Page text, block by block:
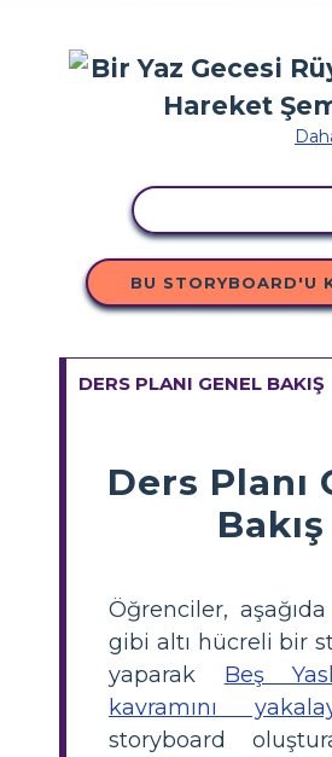
BU STORYBOARD'U
DERS PLANI GENEL BAKIŞ
Ders Planı
Bakış
Öğrenciler,
gibi altı hücreli bir
yaparak Beş
kavramını
storyboard